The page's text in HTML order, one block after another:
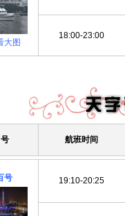
大图
18:00-23:00
航班时间
号 19:10-20:25